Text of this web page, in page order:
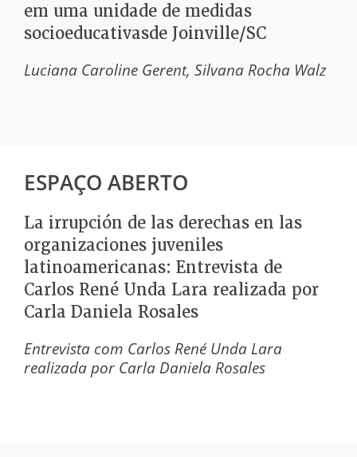
em uma unidade de medidas
socioeducativasde Joinville/SC
Luciana Caroline Gerent Silvana Rocha Walz
ESPAÇO ABERTO
La irrupción de las derechas en las
organizaciones juveniles
latinoamericanas: Entrevista de
Carlos René Unda Lara realizada por
Carla Daniela Rosales
Entrevista com Carlos René Unda Lara
realizada por Carla Daniela Rosales